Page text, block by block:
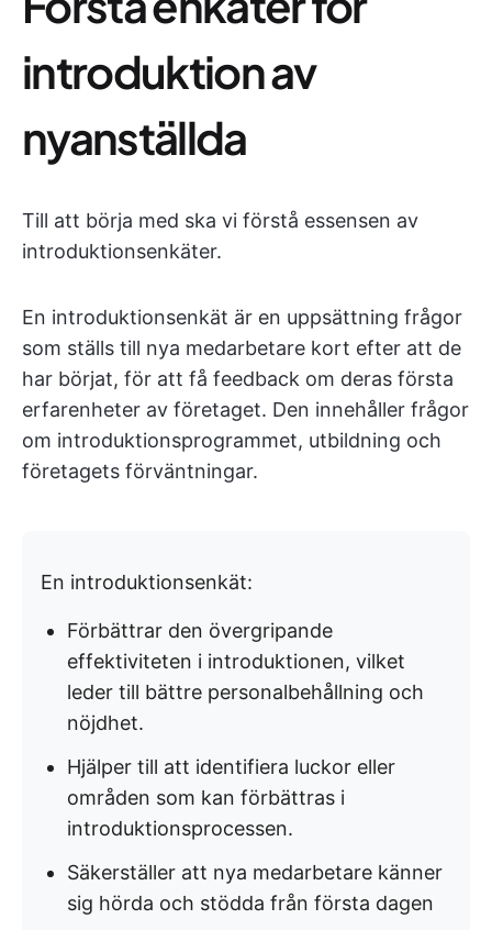
introduktion av
nyanställda
Till att börja med ska vi förstå essensen av
introduktionsenkäter.
En introduktionsenkät är en uppsättning frågor
som ställs till nya medarbetare kort efter att de
har börjat, för att få feedback om deras första
erfarenheter av företaget. Den innehåller frågor
om introduktionsprogrammet, utbildning och
företagets förväntningar.
En introduktionsenkät:
Förbättrar den övergripande
effektiviteten i introduktionen, vilket
leder till bättre personalbehållning och
nöjdhet.
Hjälper till att identifiera luckor eller
områden som kan förbättras i
introduktionsprocessen.
Säkerställer att nya medarbetare känner
sig hörda och stödda från första dagen